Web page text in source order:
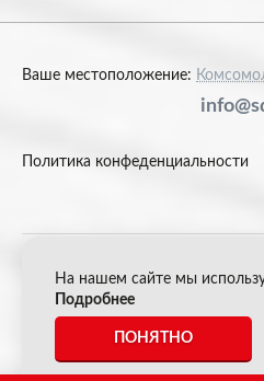
Ваше местоположение:
Политика конфеденциальности
© 2026 Акрон Скрап
*Все цены указанные на
офертой.
На нашем сайте мы
Подробнее
ПОНЯТНО